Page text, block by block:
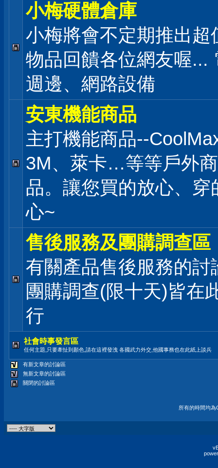
小梅硬體倉庫
小梅將會不定期推出超
物品回饋各位網友喔...
週邊、網路設備
安東機能商品
主打機能商品--
3M、萊卡…等等戶外商
品。讓您買的放心、穿
心~
售後服務及團購調查區
有關產品售後服務的討
團購調查(限十天)皆在
行
社會時事發言區
任何主題,只要牽扯到顏色,請在這裡發洩 各國武力外交,他國事務也在此紙上談兵
有新文章的討論區
無新文章的討論區
關閉的討論區
所有的時間均為